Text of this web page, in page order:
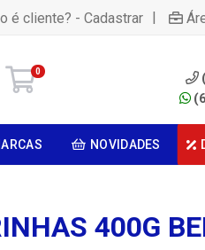
é cliente? - Cadastrar |
0
NOVIDADES
400G